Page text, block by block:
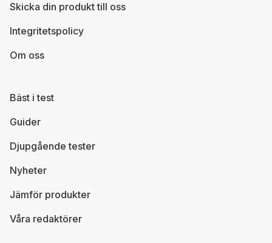
Bäst i test
Guider
Djupgående tester
Nyheter
Jämför produkter
Våra redaktörer
Skicka din produkt till oss
Integritetspolicy
Om oss